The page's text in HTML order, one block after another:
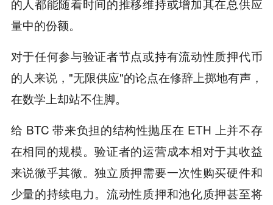
量中的份额。
对于任何参与验证者节点或持有流动性质押代币
的人来说，"无限供应"的论点在修辞上掷地有声，
在数学上却站不住脚。
给 BTC 带来负担的结构性抛压在 ETH 上并不存
在相同的规模。验证者的运营成本相对于其收益
来说微乎其微。独立质押需要一次性购买硬件和
少量的持续电力。流动性质押和池化质押甚至将